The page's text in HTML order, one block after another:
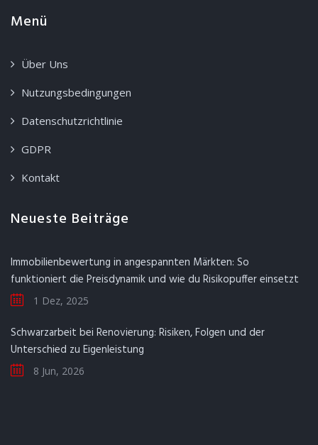
Menü
Über Uns
Nutzungsbedingungen
Datenschutzrichtlinie
GDPR
Kontakt
Neueste Beiträge
Immobilienbewertung in angespannten Märkten: So
funktioniert die Preisdynamik und wie du Risikopuffer einsetzt
1 Dez, 2025
Schwarzarbeit bei Renovierung: Risiken, Folgen und der
Unterschied zu Eigenleistung
8 Jun, 2026